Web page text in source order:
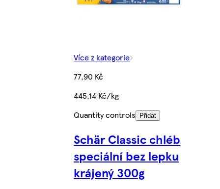
Více z kategorie
77,90 Kč
445,14 Kč/kg
Quantity controls
Přidat
Schär Classic chléb
speciální bez lepku
krájený 300g